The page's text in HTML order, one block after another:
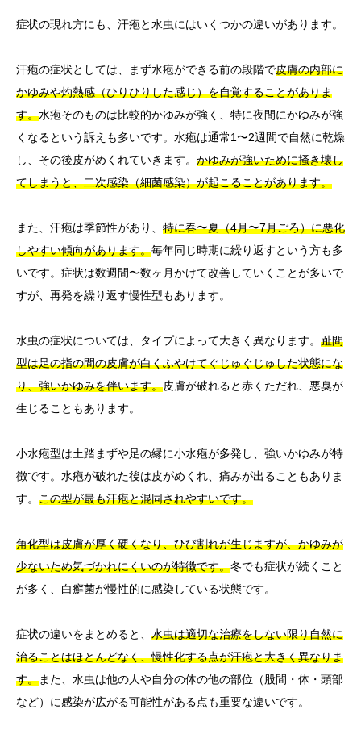
症状の現れ方にも、汗疱と水虫にはいくつかの違いがあります。
汗疱の症状としては、まず水疱ができる前の段階で皮膚の内部に
かゆみや灼熱感（ひりひりした感じ）を自覚することがありま
す。水疱そのものは比較的かゆみが強く、特に夜間にかゆみが強
くなるという訴えも多いです。水疱は通常1〜2週間で自然に乾燥
し、その後皮がめくれていきます。 かゆみが強いために掻き壊し
てしまうと、二次感染（細菌感染）が起こることがあります。
また、汗疱は季節性があり、 特に春〜夏（4月〜7月ごろ）に悪化
しやすい傾向があります。毎年同じ時期に繰り返すという方も多
いです。症状は数週間〜数ヶ月かけて改善していくことが多いで
すが、再発を繰り返す慢性型もあります。
水虫の症状については、タイプによって大きく異なります。 趾間
型は足の指の間の皮膚が白くふやけてぐじゅぐじゅした状態にな
り、強いかゆみを伴います。皮膚が破れると赤くただれ、悪臭が
生じることもあります。
小水疱型は土踏まずや足の縁に小水疱が多発し、強いかゆみが特
徴です。水疱が破れた後は皮がめくれ、痛みが出ることもありま
す。 この型が最も汗疱と混同されやすいです。
角化型は皮膚が厚く硬くなり、ひび割れが生じますが、かゆみが
少ないため気づかれにくいのが特徴です。冬でも症状が続くこと
が多く、白癬菌が慢性的に感染している状態です。
症状の違いをまとめると、 水虫は適切な治療をしない限り自然に
治ることはほとんどなく、慢性化する点が汗疱と大きく異なりま
す。また、水虫は他の人や自分の体の他の部位（股間・体・頭部
など）に感染が広がる可能性がある点も重要な違いです。